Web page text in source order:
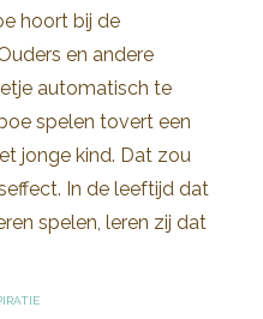
hoort bij de
en andere
automatisch te
spelen tovert een
jonge kind. Dat zou
In de leeftijd dat
spelen, leren zij dat